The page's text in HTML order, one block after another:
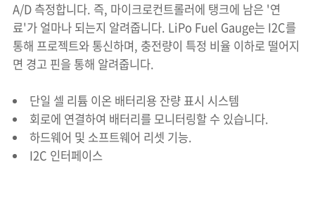
A/D 측정합니다. 즉, 마이크로컨트롤러에 탱크에 남은 '연
료'가 얼마나 되는지 알려줍니다. LiPo Fuel Gauge는 I2C를
통해 프로젝트와 통신하며, 충전량이 특정 비율 이하로 떨어지
면 경고 핀을 통해 알려줍니다.
단일 셀 리튬 이온 배터리용 잔량 표시 시스템
회로에 연결하여 배터리를 모니터링할 수 있습니다.
하드웨어 및 소프트웨어 리셋 기능.
I2C 인터페이스